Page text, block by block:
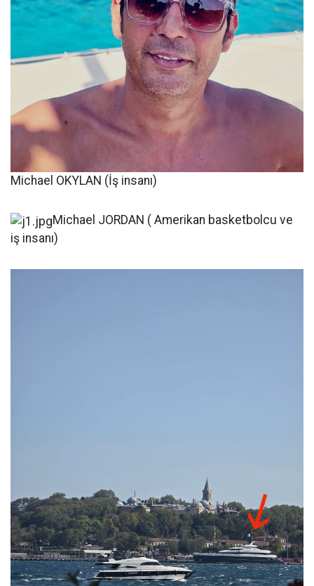
Michael OKYLAN (İş insanı)
Michael JORDAN ( Amerikan basketbolcu ve
iş insanı)